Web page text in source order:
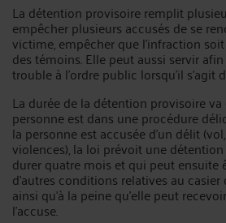
La détention provisoire remplit
empêcher plusieurs accusés de se
victime, empêcher que l’infraction
des témoins. Elle peut aussi servir
trouble à l’ordre public lorsqu’il s’agit
La durée de la détention provisoire
personne est dans une procédure
la personne est accusée d'un délit
violences), la loi prévoit une
durer quatre mois et qui peut ensuite
d'autres conditions relatives au
ainsi qu'à la peine qu'elle peut
l'accuse.